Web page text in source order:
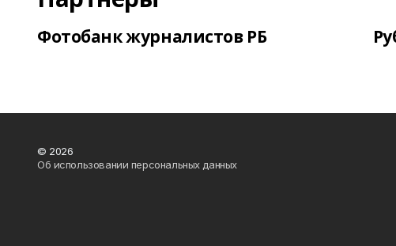
Фотобанк журналистов РБ
© 2026
Об использовании персональных данных